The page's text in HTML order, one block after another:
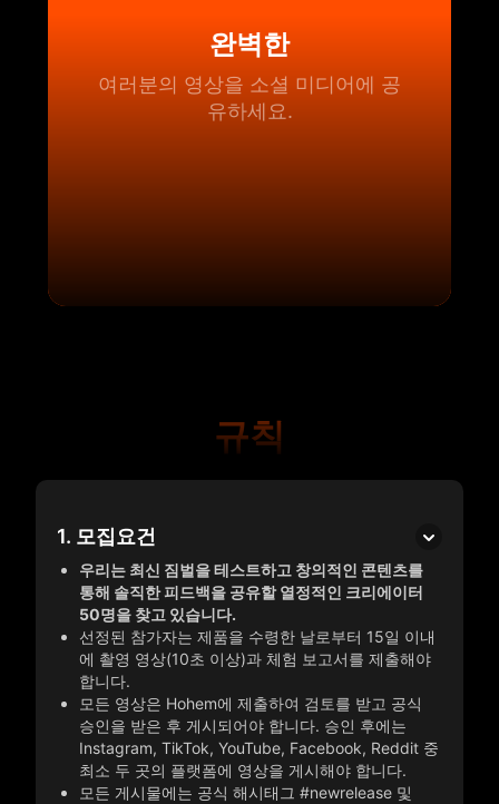
완벽한
여러분의 영상을 소셜 미디어에 공
유하세요.
규칙
1. 모집요건
우리는 최신 짐벌을 테스트하고 창의적인 콘텐츠를
통해 솔직한 피드백을 공유할 열정적인 크리에이터
50명을 찾고 있습니다.
선정된 참가자는 제품을 수령한 날로부터 15일 이내
에 촬영 영상(10초 이상)과 체험 보고서를 제출해야
합니다.
모든 영상은 Hohem에 제출하여 검토를 받고 공식
승인을 받은 후 게시되어야 합니다. 승인 후에는
Instagram, TikTok, YouTube, Facebook, Reddit 중
최소 두 곳의 플랫폼에 영상을 게시해야 합니다.
모든 게시물에는 공식 해시태그 #newrelease 및